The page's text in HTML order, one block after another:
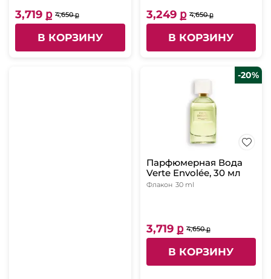
3,719 ք 4,650 ք
В КОРЗИНУ
3,249 ք 4,650 ք
В КОРЗИНУ
-20%
Парфюмерная Вода
Verte Envolée, 30 мл
Флакон 30 ml
3,719 ք 4,650 ք
В КОРЗИНУ